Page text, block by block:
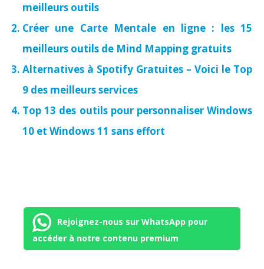
meilleurs outils
Créer une Carte Mentale en ligne : les 15
meilleurs outils de Mind Mapping gratuits
Alternatives à Spotify Gratuites – Voici le Top
9 des meilleurs services
Top 13 des outils pour personnaliser Windows
10 et Windows 11 sans effort
Rejoignez-nous sur WhatsApp pour
accéder à notre contenu premium